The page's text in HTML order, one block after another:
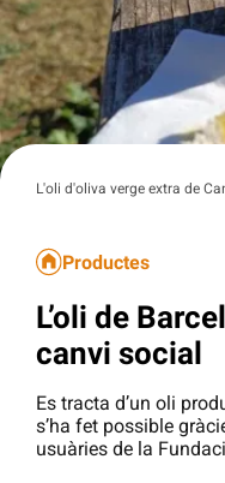
L'oli d'oliva verge extra de
Productes
L’oli de
canvi social
Es tracta d’un oli
s’ha fet possible
usuàries de la